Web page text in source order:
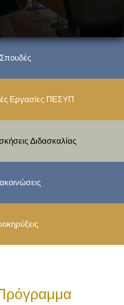
Σπουδές
Εργασίες ΠΕΣΥΠ
Διδασκαλίας